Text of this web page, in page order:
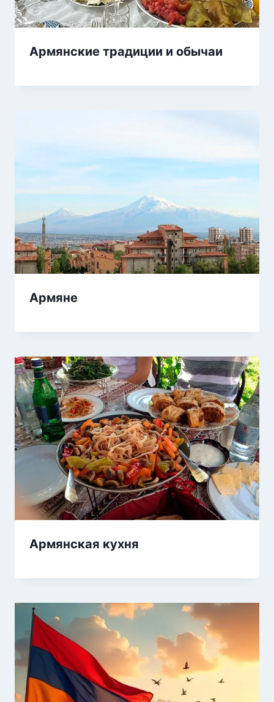
Армянские традиции и обычаи
Армяне
Армянская кухня